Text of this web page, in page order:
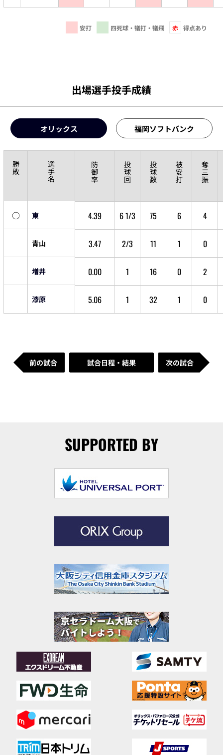
安打 四死球・犠打・犠飛 赤 得点あり
出場選手投手成績
オリックス 福岡ソフトバンク
勝
敗
選
手
名
防
御
率
投
球
回
投
球
数
被
安
打
奪
三
振
○ 東 4.39 6 1/3 75 6 4
青山 3.47 2/3 11 1 0
増井 0.00 1 16 0 2
漆原 5.06 1 32 1 0
前の試合 試合日程・結果 次の試合
SUPPORTED BY